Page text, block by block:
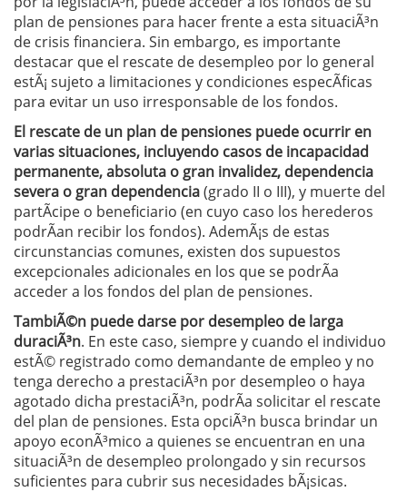
plan de pensiones para hacer frente a esta situaciÃ³n
de crisis financiera. Sin embargo, es importante
destacar que el rescate de desempleo por lo general
estÃ¡ sujeto a limitaciones y condiciones especÃ­ficas
para evitar un uso irresponsable de los fondos.
El rescate de un plan de pensiones puede ocurrir en
varias situaciones, incluyendo casos de incapacidad
permanente, absoluta o gran invalidez, dependencia
severa o gran dependencia(grado II o III), y muerte del
partÃ­cipe o beneficiario (en cuyo caso los herederos
podrÃ­an recibir los fondos). AdemÃ¡s de estas
circunstancias comunes, existen dos supuestos
excepcionales adicionales en los que se podrÃ­a
acceder a los fondos del plan de pensiones.
TambiÃ©n puede darse por desempleo de larga
duraciÃ³n. En este caso, siempre y cuando el individuo
estÃ© registrado como demandante de empleo y no
tenga derecho a prestaciÃ³n por desempleo o haya
agotado dicha prestaciÃ³n, podrÃ­a solicitar el rescate
del plan de pensiones. Esta opciÃ³n busca brindar un
apoyo econÃ³mico a quienes se encuentran en una
situaciÃ³n de desempleo prolongado y sin recursos
suficientes para cubrir sus necesidades bÃ¡sicas.